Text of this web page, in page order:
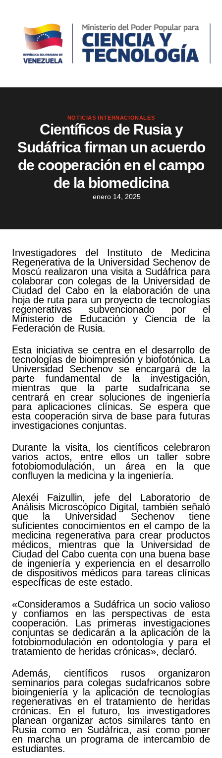
NOTICIAS INTERNACIONALES
Científicos de Rusia y
Sudáfrica firman un acuerdo
de cooperación en el campo
de la biomedicina
enero 14, 2025
Investigadores del Instituto de Medicina
Regenerativa de la Universidad Sechenov de
Moscú realizaron una visita a Sudáfrica para
colaborar con colegas de la Universidad de
Ciudad del Cabo en la elaboración de una
hoja de ruta para un proyecto de tecnologías
regenerativas subvencionado por el
Ministerio de Educación y Ciencia de la
Federación de Rusia.
Esta iniciativa se centra en el desarrollo de
tecnologías de bioimpresión y biofotónica. La
Universidad Sechenov se encargará de la
parte fundamental de la investigación,
mientras que la parte sudafricana se
centrará en crear soluciones de ingeniería
para aplicaciones clínicas. Se espera que
esta cooperación sirva de base para futuras
investigaciones conjuntas.
Durante la visita, los científicos celebraron
varios actos, entre ellos un taller sobre
fotobiomodulación, un área en la que
confluyen la medicina y la ingeniería.
Alexéi Faizullin, jefe del Laboratorio de
Análisis Microscópico Digital, también señaló
que la Universidad Sechenov tiene
suficientes conocimientos en el campo de la
medicina regenerativa para crear productos
médicos, mientras que la Universidad de
Ciudad del Cabo cuenta con una buena base
de ingeniería y experiencia en el desarrollo
de dispositivos médicos para tareas clínicas
específicas de este estado.
«Consideramos a Sudáfrica un socio valioso
y confiamos en las perspectivas de esta
cooperación. Las primeras investigaciones
conjuntas se dedicarán a la aplicación de la
fotobiomodulación en odontología y para el
tratamiento de heridas crónicas», declaró.
Además, científicos rusos organizaron
seminarios para colegas sudafricanos sobre
bioingeniería y la aplicación de tecnologías
regenerativas en el tratamiento de heridas
crónicas. En el futuro, los investigadores
planean organizar actos similares tanto en
Rusia como en Sudáfrica, así como poner
en marcha un programa de intercambio de
estudiantes.